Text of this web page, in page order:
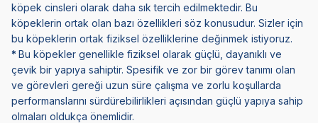
köpek cinsleri olarak daha sık tercih edilmektedir. Bu
köpeklerin ortak olan bazı özellikleri söz konusudur. Sizler için
bu köpeklerin ortak fiziksel özelliklerine değinmek istiyoruz.
* Bu köpekler genellikle fiziksel olarak güçlü, dayanıklı ve
çevik bir yapıya sahiptir. Spesifik ve zor bir görev tanımı olan
ve görevleri gereği uzun süre çalışma ve zorlu koşullarda
performanslarını sürdürebilirlikleri açısından güçlü yapıya sahip
olmaları oldukça önemlidir.